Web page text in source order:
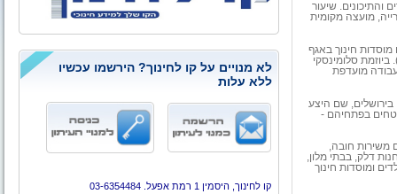
והתיכונים. שיעור
מועצה מקומית
חינוך באגף
סלומינסקי
מועדפת
בירושלים, שם היצע
בפתחיהם -
משירות חובה,
דלק, בבתי מלון,
ומוסדות חינוך
לא מנויים על קו לחינוך? הירשמו עכשיו
ללא עלות
קו לחינוך, היסמין 1 רמת אפעל. 03-6354484